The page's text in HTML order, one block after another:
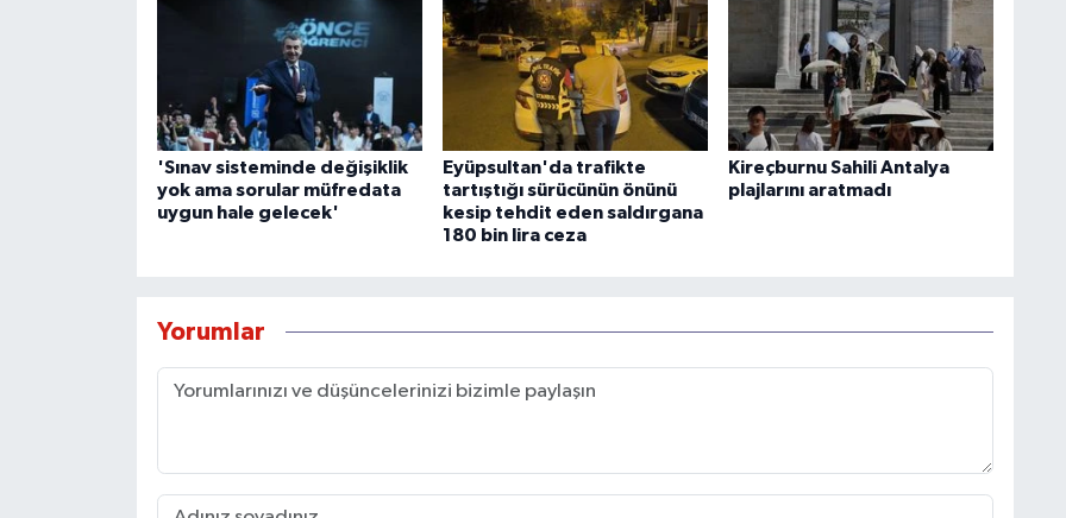
'Sınav sisteminde değişiklik
yok ama sorular müfredata
uygun hale gelecek'
Eyüpsultan'da trafikte
tartıştığı sürücünün önünü
kesip tehdit eden saldırgana
180 bin lira ceza
Kireçburnu Sahili Antalya
plajlarını aratmadı
Yorumlar